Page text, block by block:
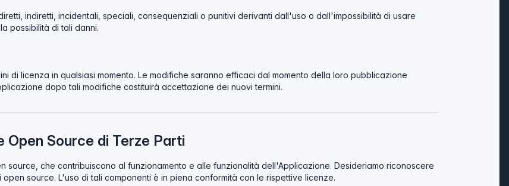
indiretti, incidentali, speciali, consequenziali o punitivi derivanti dall'uso o dall'impossibilità di usare
possibilità di tali danni.
di licenza in qualsiasi momento. Le modifiche saranno efficaci dal momento della loro pubblicazione
dopo tali modifiche costituirà accettazione dei nuovi termini.
Source di Terze Parti
source, che contribuiscono al funzionamento e alle funzionalità dell'Applicazione. Desideriamo riconoscere
source. L'uso di tali componenti è in piena conformità con le rispettive licenze.